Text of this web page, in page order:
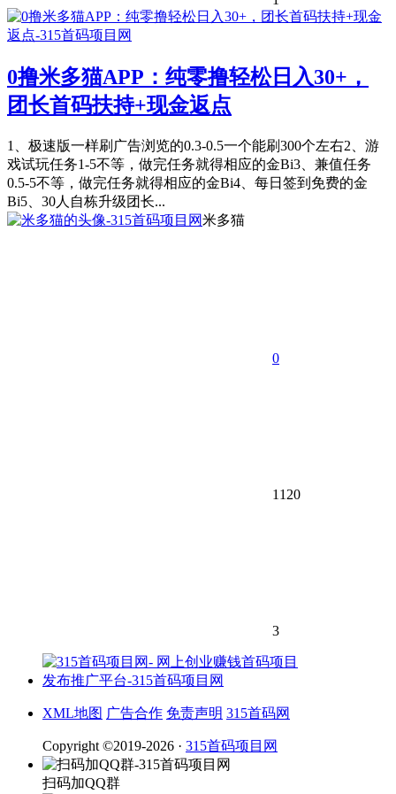
0撸米多猫APP：纯零撸轻松日入30+，
团长首码扶持+现金返点
1、极速版一样刷广告浏览的0.3-0.5一个能刷300个左右2、游
戏试玩任务1-5不等，做完任务就得相应的金Bi3、兼值任务
0.5-5不等，做完任务就得相应的金Bi4、每日签到免费的金
Bi5、30人自栋升级团长...
米多猫
0
1120
3
XML地图 广告合作 免责声明 315首码网
Copyright ©2019-2026 · 315首码项目网
扫码加QQ群